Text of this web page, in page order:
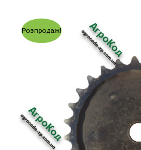
Розпродаж!